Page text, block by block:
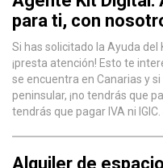
para ti, con
Si has solicitado la Ayuda del
¡presta atención! Esto te
se encuentra en Canarias y
peninsular, ¡no tendrás que
tendrás que pagar IVA ni
Alquiler de